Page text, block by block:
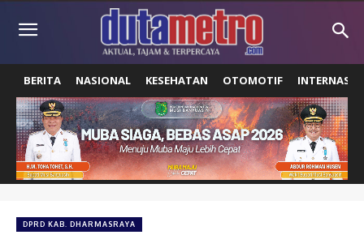
BERITA NASIONAL KESEHATAN OTOMOTIF
DPRD KAB. DHARMASRAYA